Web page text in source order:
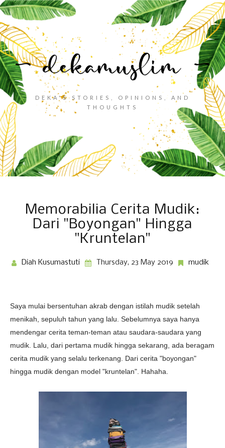
DEKA'S STORIES, OPINIONS, AND
THOUGHTS
Memorabilia Cerita Mudik:
Dari "Boyongan" Hingga
"Kruntelan"
Diah Kusumastuti Thursday, 23 May 2019 mudik
Saya mulai bersentuhan akrab dengan istilah mudik setelah
menikah, sepuluh tahun yang lalu. Sebelumnya saya hanya
mendengar cerita teman-teman atau saudara-saudara yang
mudik. Lalu, dari pertama mudik hingga sekarang, ada beragam
cerita mudik yang selalu terkenang. Dari cerita "boyongan"
hingga mudik dengan model "kruntelan". Hahaha.